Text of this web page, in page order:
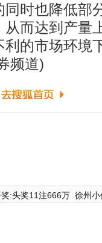
时也降低部
而达到产量
的市场环境
频道)
:头奖11注666万 徐州